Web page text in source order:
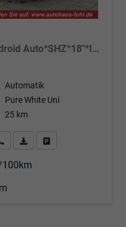
Prime 2.0 TDI DSG AHK*Android Auto*SHZ*18"*IQ Drive*360°*ACC*Keyless*LED Plus*Design Paket
Automatik
Pure White Uni
25 km
Angebot anfordern
Fahrzeugexpose (PDF)